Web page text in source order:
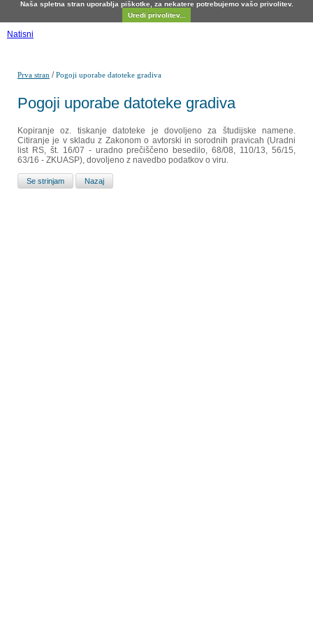
Naša spletna stran uporablja piškotke, za nekatere potrebujemo vašo privolitev.
Uredi privolitev...
Natisni
Prva stran /Pogoji uporabe datoteke gradiva
Pogoji uporabe datoteke gradiva
Kopiranje oz. tiskanje datoteke je dovoljeno za študijske namene.
Citiranje je v skladu z Zakonom o avtorski in sorodnih pravicah (Uradni
list RS, št. 16/07 - uradno prečiščeno besedilo, 68/08, 110/13, 56/15,
63/16 - ZKUASP), dovoljeno z navedbo podatkov o viru.